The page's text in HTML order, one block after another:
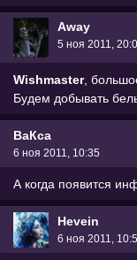
Away
5 ноя 2011,
Wishmaster,
Будем добывать
ВаКса
6 ноя 2011, 10:35
А когда появится
Hevein
6 ноя 2011,